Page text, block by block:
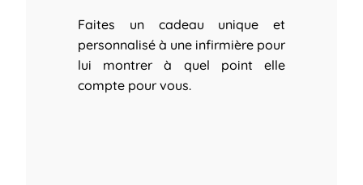
Faites un cadeau unique et
personnalisé à une infirmière pour
lui montrer à quel point elle
compte pour vous.